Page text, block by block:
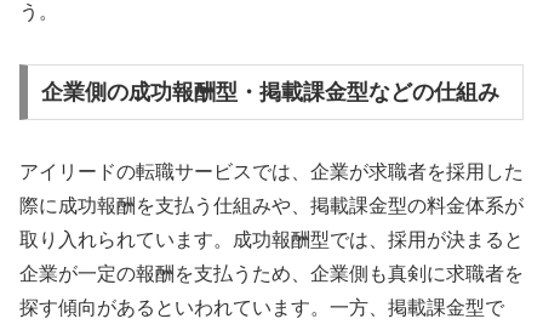
う。
企業側の成功報酬型・掲載課金型などの仕組み
アイリードの転職サービスでは、企業が求職者を採用した
際に成功報酬を支払う仕組みや、掲載課金型の料金体系が
取り入れられています。成功報酬型では、採用が決まると
企業が一定の報酬を支払うため、企業側も真剣に求職者を
探す傾向があるといわれています。一方、掲載課金型で